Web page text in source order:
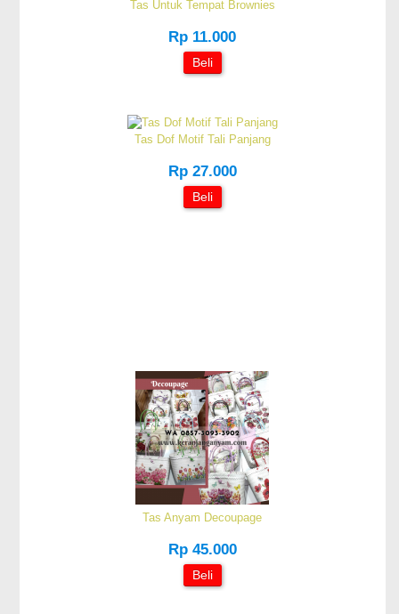
Tas Untuk Tempat Brownies
Rp 11.000
Beli
Tas Dof Motif Tali Panjang
Rp 27.000
Beli
Tas Anyam Decoupage
Rp 45.000
Beli